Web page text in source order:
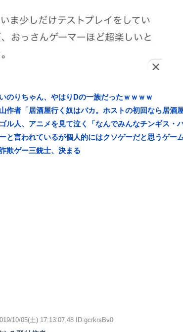
のりちゃん、やはりDの一族だったｗｗｗｗ
山作者「居酒屋行く奴はバカ。ホストの初回なら居酒
ゴル人、アニメを見て泣く「なんでみんなチンギス・
と言われているが個人的にはクソゲーだと思うゲー
欺ゲー三銃士、決まる
10/05(土) 17:13:07.48 ID:gcrkrsBv0